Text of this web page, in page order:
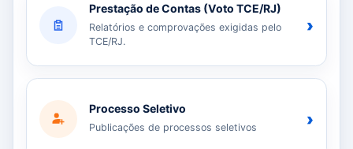
Prestação de Contas (Voto TCE/RJ)
Relatórios e comprovações exigidas pelo
TCE/RJ.
›
Processo Seletivo
Publicações de processos seletivos ›